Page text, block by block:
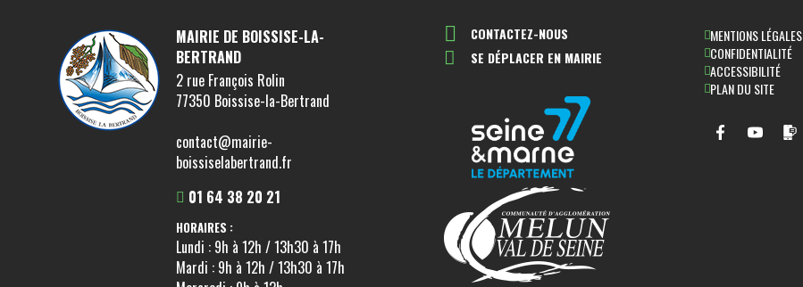
MAIRIE DE BOISSISE-LA-
BERTRAND
2 rue François Rolin
77350 Boissise-la-Bertrand
contact@mairie-
boissiselabertrand.fr
01 64 38 20 21
HORAIRES :
Lundi : 9h à 12h / 13h30 à 17h
Mardi : 9h à 12h / 13h30 à 17h
CONTACTEZ-NOUS
SE DÉPLACER EN MAIRIE
MENTIONS LÉGALES
CONFIDENTIALITÉ
ACCESSIBILITÉ
PLAN DU SITE